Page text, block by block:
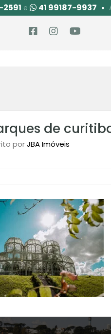
2591 e 41 99187-9937
de
porJBA Imóveis